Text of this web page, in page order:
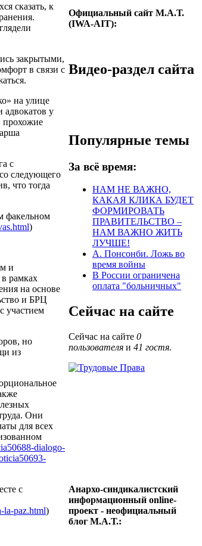
сказать, к
закрытыми,
в связи с
на улице
у
прохожие
с
следующего
что тогда
факельном
)
и
рамках
на основе
и БРЦ
участием
но
из
Они
для всех
dialogo-
с
la-paz.html)
Официальный сайт М.А.Т.
(IWA-AIT):
Видео-раздел сайта
Популярные темы
За всё время:
НАМ НЕ ВАЖНО,
КАКАЯ КЛИКА БУДЕТ
ФОРМИРОВАТЬ
ПРАВИТЕЛЬСТВО –
НАМ ВАЖНО ЖИТЬ
ЛУЧШЕ!
А. Понсонби. Ложь во
время войны
В России ограничена
оплата "больничных"
Сейчас на сайте
Сейчас на сайте 0
пользователя и 41 гостя.
Анархо-синдикалистский
информационный online-
проект - неофициальный
блог М.А.Т.: